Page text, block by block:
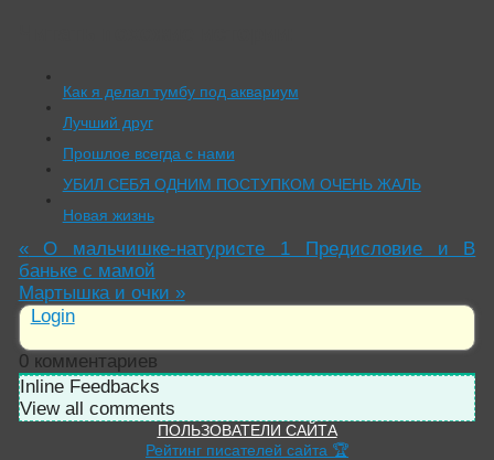
Как я делал тумбу под аквариум
Лучший друг
Прошлое всегда с нами
УБИЛ СЕБЯ ОДНИМ ПОСТУПКОМ ОЧЕНЬ ЖАЛЬ
Новая жизнь
«О мальчишке-натуристе 1 Предисловие и В
баньке с мамой
Мартышка и очки »
Login
0комментариев
Inline Feedbacks
View all comments
ПОЛЬЗОВАТЕЛИ САЙТА
Рейтинг писателей сайта 🏆